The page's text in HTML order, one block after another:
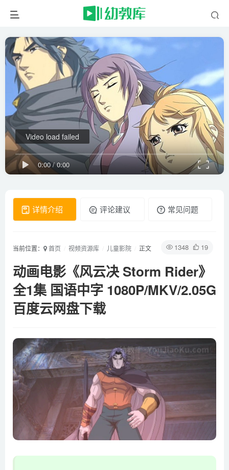
0:00/0:00
Video load failed
详情介绍 评论建议 常见问题
1348 19
当前位置： 首页 视频资源库 儿童影院 正文
动画电影《风云决 Storm Rider》
全1集 国语中字 1080P/MKV/2.05G
百度云网盘下载